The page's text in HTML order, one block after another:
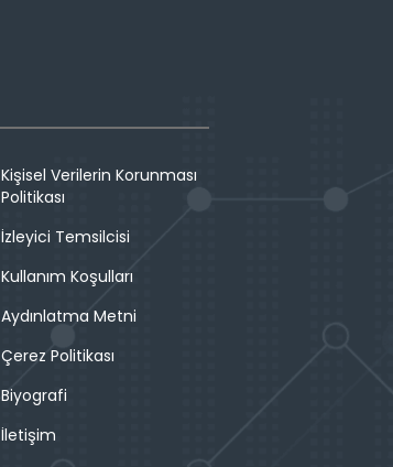
Kişisel Verilerin Korunması
Politikası
İzleyici Temsilcisi
Kullanım Koşulları
Aydınlatma Metni
Çerez Politikası
Biyografi
İletişim